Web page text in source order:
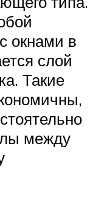
окнами в
слой
Такие
между